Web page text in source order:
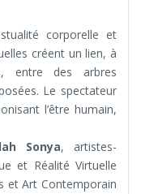
corporelle et
créent un lien, à
entre des arbres
Le spectateur
l’être humain,
Sonya, artistes-
et Réalité Virtuelle
et Art Contemporain